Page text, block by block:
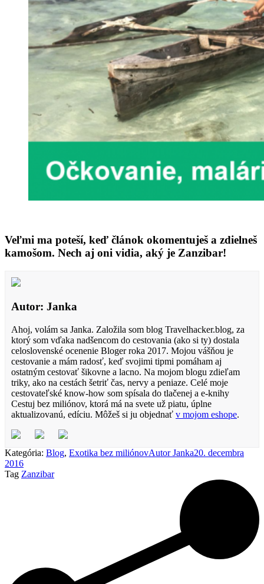
Veľmi ma poteší, keď článok okomentuješ a zdielneš
kamošom. Nech aj oni vidia, aký je Zanzibar!
Autor: Janka
Ahoj, volám sa Janka. Založila som blog Travelhacker.blog, za
ktorý som vďaka nadšencom do cestovania (ako si ty) dostala
celoslovenské ocenenie Bloger roka 2017. Mojou vášňou je
cestovanie a mám radosť, keď svojimi tipmi pomáham aj
ostatným cestovať šikovne a lacno. Na mojom blogu zdieľam
triky, ako na cestách šetriť čas, nervy a peniaze. Celé moje
cestovateľské know-how som spísala do tlačenej a e-knihy
Cestuj bez miliónov, ktorá má na svete už piatu, úplne
aktualizovanú, edíciu. Môžeš si ju objednať v mojom eshope.
Kategória: Blog, Exotika bez miliónovAutorJanka20. decembra
2016
Tag Zanzibar